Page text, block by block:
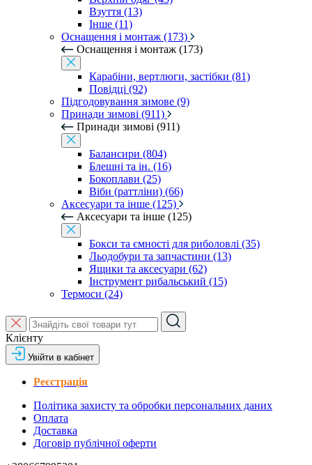
Взуття (13)
Інше (11)
Оснащення і монтаж (173)
Оснащення і монтаж (173)
Карабіни, вертлюги, застібки (81)
Повідці (92)
Підгодовування зимове (9)
Принади зимові (911)
Принади зимові (911)
Балансири (804)
Блешні та ін. (16)
Бокоплави (25)
Віби (раттліни) (66)
Аксесуари та інше (125)
Аксесуари та інше (125)
Бокси та ємності для риболовлі (35)
Льодобури та запчастини (13)
Ящики та аксесуари (62)
Інструмент рибальський (15)
Термоси (24)
Клієнту
Увійти в кабінет
Реєстрація
Політика захисту та обробки персональних даних
Оплата
Доставка
Договір публічної оферти